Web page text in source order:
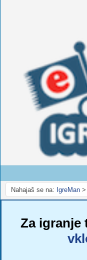
Nahajaš se na: IgreMan >
Za igranje